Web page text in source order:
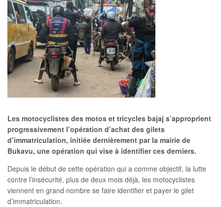
Les motocyclistes des motos et tricycles bajaj s’approprient
progressivement l’opération d’achat des gilets
d’immatriculation, initiée dernièrement par la mairie de
Bukavu, une opération qui vise à identifier ces derniers.
Depuis le début de cette opération qui a comme objectif, la lutte
contre l’insécurité, plus de deux mois déjà, les motocyclistes
viennent en grand nombre se faire identifier et payer le gilet
d’immatriculation.